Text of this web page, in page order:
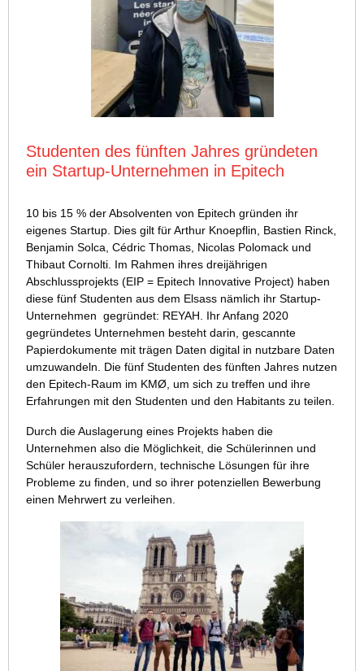
Studenten des fünften Jahres gründeten
ein Startup-Unternehmen in Epitech
10 bis 15 % der Absolventen von Epitech gründen ihr
eigenes Startup. Dies gilt für Arthur Knoepflin, Bastien Rinck,
Benjamin Solca, Cédric Thomas, Nicolas Polomack und
Thibaut Cornolti. Im Rahmen ihres dreijährigen
Abschlussprojekts (EIP = Epitech Innovative Project) haben
diese fünf Studenten aus dem Elsass nämlich ihr Startup-
Unternehmen gegründet: REYAH. Ihr Anfang 2020
gegründetes Unternehmen besteht darin, gescannte
Papierdokumente mit trägen Daten digital in nutzbare Daten
umzuwandeln. Die fünf Studenten des fünften Jahres nutzen
den Epitech-Raum im KMØ, um sich zu treffen und ihre
Erfahrungen mit den Studenten und den Habitants zu teilen.
Durch die Auslagerung eines Projekts haben die
Unternehmen also die Möglichkeit, die Schülerinnen und
Schüler herauszufordern, technische Lösungen für ihre
Probleme zu finden, und so ihrer potenziellen Bewerbung
einen Mehrwert zu verleihen.